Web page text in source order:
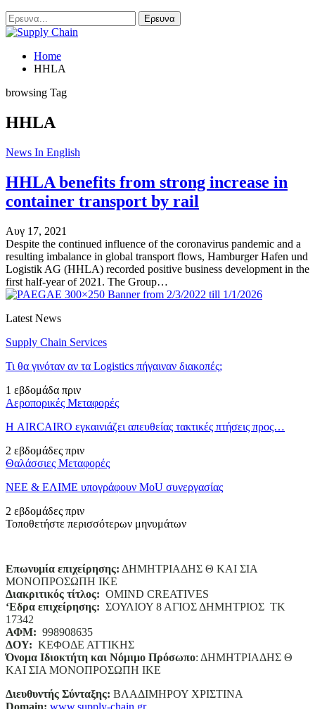
Home
HHLA
browsing Tag
HHLA
News In English
HHLA benefits from strong increase in
container transport by rail
Αυγ 17, 2021
Despite the continued influence of the coronavirus pandemic and a
resulting imbalance in global transport flows, Hamburger Hafen und
Logistik AG (HHLA) recorded positive business development in the
first half-year of 2021. The Group…
Latest News
Supply Chain Services
Τι θα γινόταν αν τα Logistics πήγαιναν διακοπές;
1 εβδομάδα πριν
Αεροπορικές Μεταφορές
Η AIRCAIRO εγκαινιάζει απευθείας τακτικές πτήσεις προς…
2 εβδομάδες πριν
Θαλάσσιες Μεταφορές
ΝΕΕ & ΕΛΙΜΕ υπογράφουν MoU συνεργασίας
2 εβδομάδες πριν
Τοποθετήστε περισσότερων μηνυμάτων
Επωνυμία επιχείρησης: ΔΗΜΗΤΡΙΑΔΗΣ Θ ΚΑΙ ΣΙΑ
ΜΟΝΟΠΡΟΣΩΠΗ ΙΚΕ
Διακριτικός τίτλος: ΟΜΙΝD CREATIVES
‘Eδρα επιχείρησης: ΣΟΥΛΙΟΥ 8 ΑΓΙΟΣ ΔΗΜΗΤΡΙΟΣ ΤΚ
17342
ΑΦΜ: 998908635
ΔΟΥ: ΚΕΦΟΔΕ ΑΤΤΙΚΗΣ
Όνομα Ιδιοκτήτη και Νόμιμο Πρόσωπο: ΔΗΜΗΤΡΙΑΔΗΣ Θ
ΚΑΙ ΣΙΑ ΜΟΝΟΠΡΟΣΩΠΗ ΙΚΕ
Διευθυντής Σύνταξης: ΒΛΑΔΙΜΗΡΟΥ ΧΡΙΣΤΙΝΑ
Domain: www.supply-chain.gr